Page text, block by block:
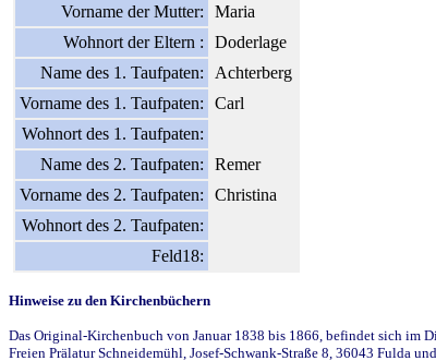
Vorname der Mutter:
Maria
Wohnort der Eltern :
Doderlage
Name des 1. Taufpaten:
Achterberg
Vorname des 1. Taufpaten:
Carl
Wohnort des 1. Taufpaten:
Name des 2. Taufpaten:
Remer
Vorname des 2. Taufpaten:
Christina
Wohnort des 2. Taufpaten:
Feld18:
Hinweise zu den Kirchenbüchern
Das Original-Kirchenbuch von Januar 1838 bis 1866, befindet sich im
Freien Prälatur Schneidemühl, Josef-Schwank-Straße 8, 36043 Fulda